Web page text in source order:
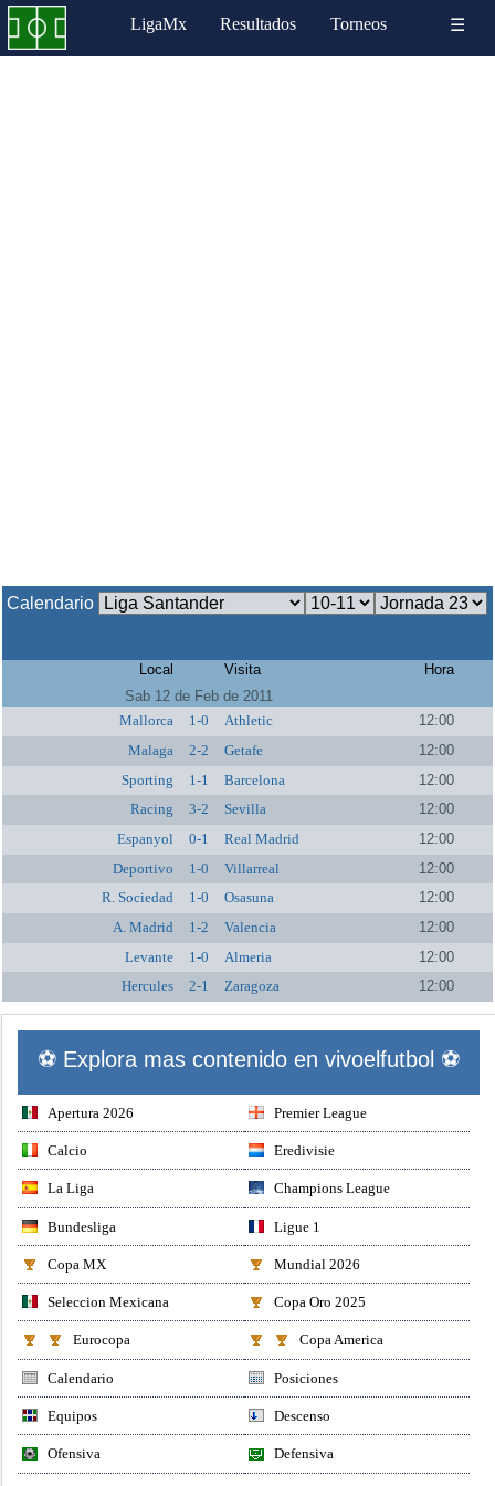
LigaMx Resultados Torneos ☰
Calendario
Local Visita
Hora
Sab 12 de Feb de 2011
Mallorca
1-0 Athletic
12:00
Malaga
2-2 Getafe
12:00
Sporting
1-1 Barcelona
12:00
Racing
3-2 Sevilla
12:00
Espanyol
0-1 Real Madrid
12:00
Deportivo
1-0 Villarreal
12:00
R. Sociedad
1-0 Osasuna
12:00
A. Madrid
1-2 Valencia
12:00
Levante
1-0 Almeria
12:00
Hercules
2-1 Zaragoza 12:00
⚽ Explora mas contenido en vivoelfutbol ⚽
Apertura 2026 Premier League
Calcio Eredivisie
La Liga Champions League
Bundesliga Ligue 1
Copa MX Mundial 2026
Seleccion Mexicana Copa Oro 2025
Eurocopa Copa America
Calendario Posiciones
Equipos Descenso
Ofensiva Defensiva